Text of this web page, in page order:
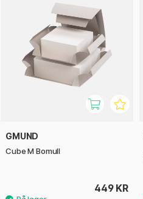
GMUND
Cube M Bomull
449 KR